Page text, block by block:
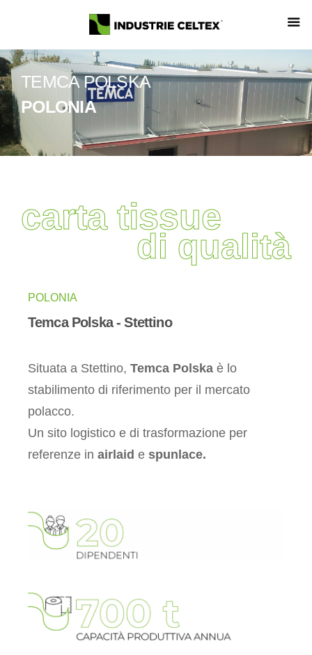
TEMCA POLSKA
POLONIA
carta tissue
di qualità
POLONIA
Temca Polska - Stettino
Situata a Stettino, Temca Polska è lo
stabilimento di riferimento per il mercato
polacco.
Un sito logistico e di trasformazione per
referenze in airlaid e spunlace.